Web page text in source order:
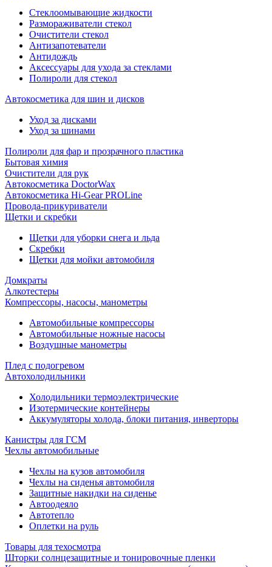
Стеклоомывающие жидкости
Размораживатели стекол
Очистители стекол
Антизапотеватели
Антидождь
Аксессуары для ухода за стеклами
Полироли для стекол
Автокосметика для шин и дисков
Уход за дисками
Уход за шинами
Полироли для фар и прозрачного пластика
Бытовая химия
Очистители для рук
Автокосметика DoctorWax
Автокосметика Hi-Gear PROLine
Провода-прикуриватели
Щетки и скребки
Щетки для уборки снега и льда
Скребки
Щетки для мойки автомобиля
Домкраты
Алкотестеры
Компрессоры, насосы, манометры
Автомобильные компрессоры
Автомобильные ножные насосы
Воздушные манометры
Плед с подогревом
Автохолодильники
Холодильники термоэлектрические
Изотермические контейнеры
Аккумуляторы холода, блоки питания, инверторы
Канистры для ГСМ
Чехлы автомобильные
Чехлы на кузов автомобиля
Чехлы на сиденья автомобиля
Защитные накидки на сиденье
Автоодеяло
Автотепло
Оплетки на руль
Товары для техосмотра
Шторки солнцезащитные и тонировочные пленки